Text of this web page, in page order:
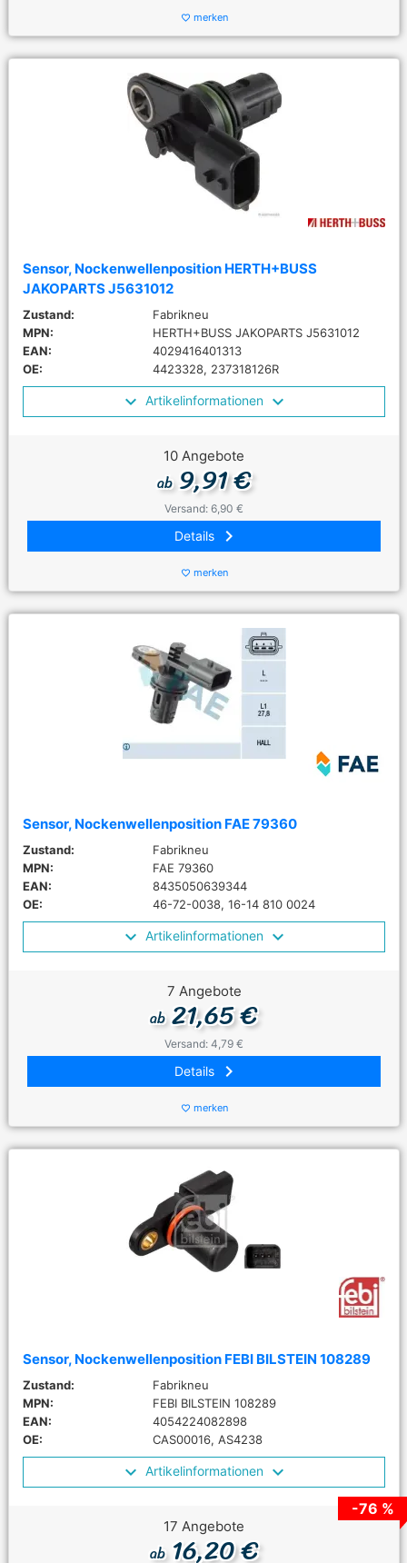
favorite_border merken
Sensor, Nockenwellenposition HERTH+BUSS
JAKOPARTS J5631012
Zustand:
Fabrikneu
MPN:
HERTH+BUSS JAKOPARTS J5631012
EAN:
4029416401313
OE:
4423328, 237318126R
Artikelinformationen
10 Angebote
ab9,91 €
Versand: 6,90 €
Details keyboard_arrow_right
favorite_border merken
Sensor, Nockenwellenposition FAE 79360
Zustand:
Fabrikneu
MPN:
FAE 79360
EAN:
8435050639344
OE:
46-72-0038, 16-14 810 0024
Artikelinformationen
7 Angebote
ab21,65 €
Versand: 4,79 €
Details keyboard_arrow_right
favorite_border merken
Sensor, Nockenwellenposition FEBI BILSTEIN 108289
Zustand:
Fabrikneu
MPN:
FEBI BILSTEIN 108289
EAN:
4054224082898
OE:
CAS00016, AS4238
Artikelinformationen
-76 %
17 Angebote
ab16,20 €